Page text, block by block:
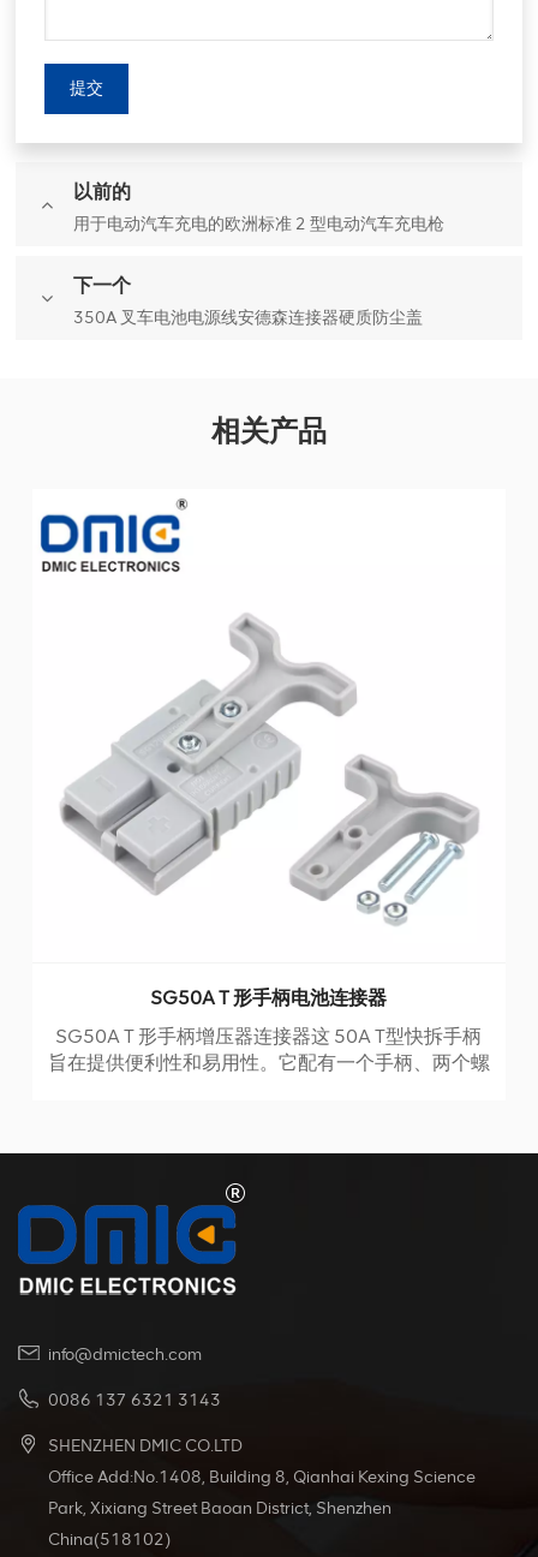
提交
以前的
用于电动汽车充电的欧洲标准 2 型电动汽车充电枪
下一个
350A 叉车电池电源线安德森连接器硬质防尘盖
相关产品
SG50A T 形手柄电池连接器
SG50A T 形手柄增压器连接器这 50A T型快拆手柄
旨在提供便利性和易用性。它配有一个手柄、两个螺
适用于各种环境。
info@dmictech.com
0086 137 6321 3143
SHENZHEN DMIC CO.LTD
Office Add:No.1408, Building 8, Qianhai Kexing Science
Park, Xixiang Street Baoan District, Shenzhen
China(518102)